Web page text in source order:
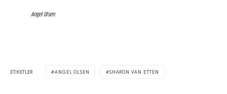
Angel Olsen
ETIKETLER ANGEL OLSEN SHARON VAN ETTEN